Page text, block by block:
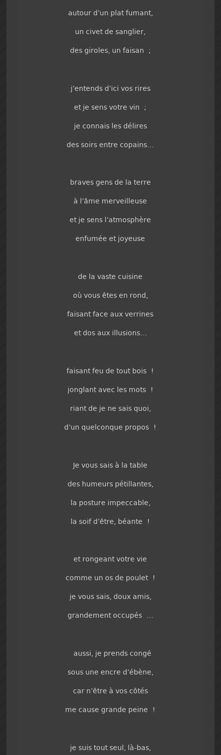
autour d’un plat fumant,
un civet de sanglier,
des giroles, un faisan ;
j’entends d’ici vos rires
et je sens votre vin ;
je connais les délires
des soirs entre copains…
braves gens de la terre
à l’âme merveilleuse
et je sens l’atmosphère
enfumée et joyeuse
de la vaste cuisine
où vous êtes en rond,
faisant face aux verrines
et dos aux illusions…
faisant feu de tout bois !
jonglant avec les mots !
riant de je ne sais quoi,
d’un quelconque propos !
Je vous sais à la table
des humeurs pétillantes,
la posture impeccable,
la soif d’être, béante !
et rongeant votre vie
comme un os de poulet !
je vous sais, doux amis,
grandement occupés …
aussi, je prends congé
sous une encre d’ébène,
car n’être à vos côtés
me cause grande peine !
je suis tout seul, là-bas,